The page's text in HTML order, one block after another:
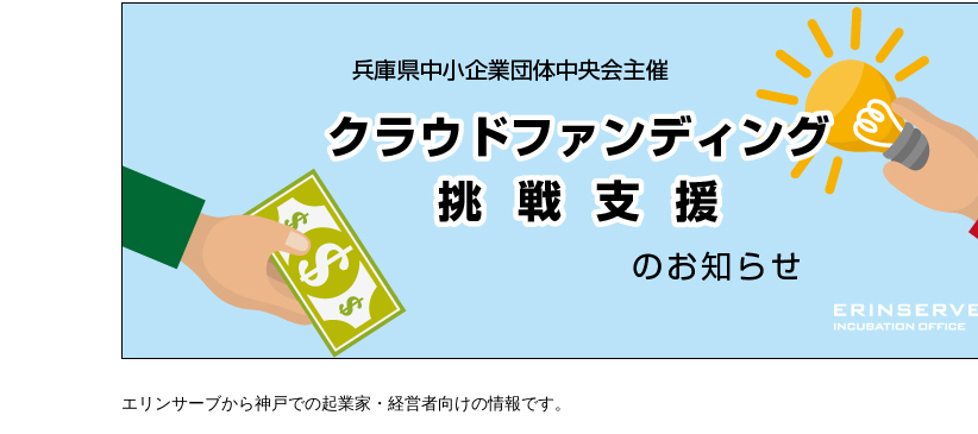
エリンサーブから神戸での起業家・経営者向けの情報です。